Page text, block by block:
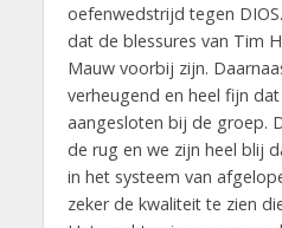
oefenwedstrijd tegen
dat de blessures van Tim
Mauw voorbij zijn.
verheugend en heel fijn
aangesloten bij de groep.
de rug en we zijn heel blij
in het systeem van
zeker de kwaliteit te zien